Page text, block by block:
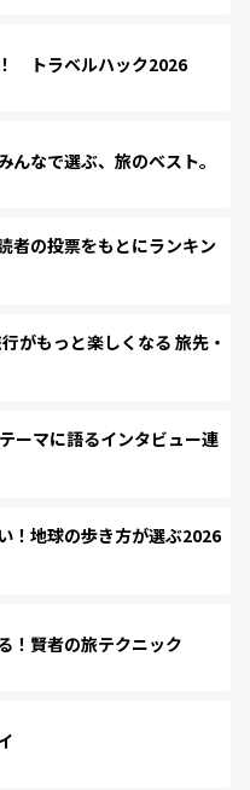
トラベルハック2026
なで選ぶ、旅のベスト。
の投票をもとにランキン
もっと楽しくなる 旅先・
ーマに語るインタビュー連
！地球の歩き方が選ぶ2026
！賢者の旅テクニック